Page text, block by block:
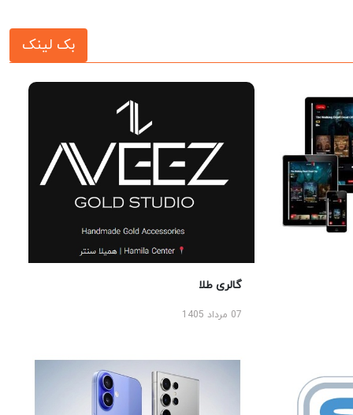
بک لینک
گالری طلا
07 مرداد 1405